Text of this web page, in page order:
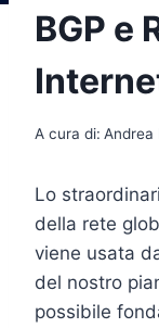
BGP e
A cura di: Andrea
Lo
della rete
viene usata
del nostro
possibile